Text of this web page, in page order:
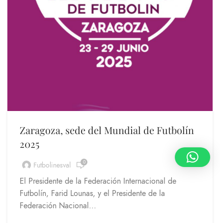
Zaragoza, sede del Mundial de Futbolín
2025
Futbolinesval 0
El Presidente de la Federación Internacional de
Futbolín, Farid Lounas, y el Presidente de la
Federación Nacional...